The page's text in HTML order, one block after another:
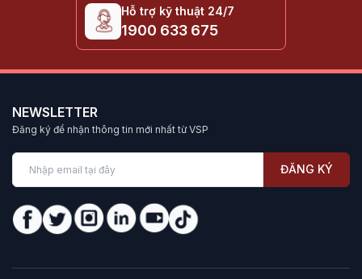
Hỗ trợ kỹ thuật 24/7
1900 633 675
NEWSLETTER
Đăng ký để nhận thông tin mới nhất từ VSP
ĐĂNG KÝ